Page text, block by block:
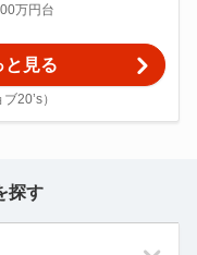
万円台
と見る
20’s）
探す